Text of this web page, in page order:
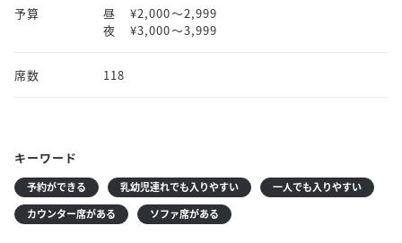
予算 昼
¥2,000〜2,999
夜
¥3,000〜3,999
席数 118
キーワード
予約ができる 乳幼児連れでも入りやすい
一人でも入りやすい
カウンター席がある
ソファ席がある